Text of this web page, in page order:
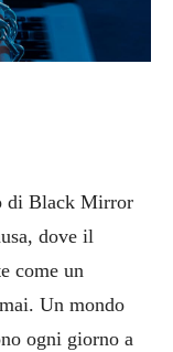
di Black Mirror
dove il
come un
Un mondo
ogni giorno a